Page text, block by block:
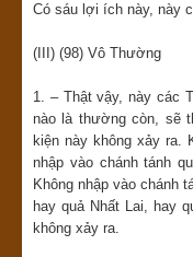
Có sáu lợi ích này, này
(III) (98) Vô Thường
1. – Thật vậy, này các
nào là thường còn, sẽ
kiện này không xảy ra.
nhập vào chánh tánh
Không nhập vào chánh
hay quả Nhất Lai, hay
không xảy ra.